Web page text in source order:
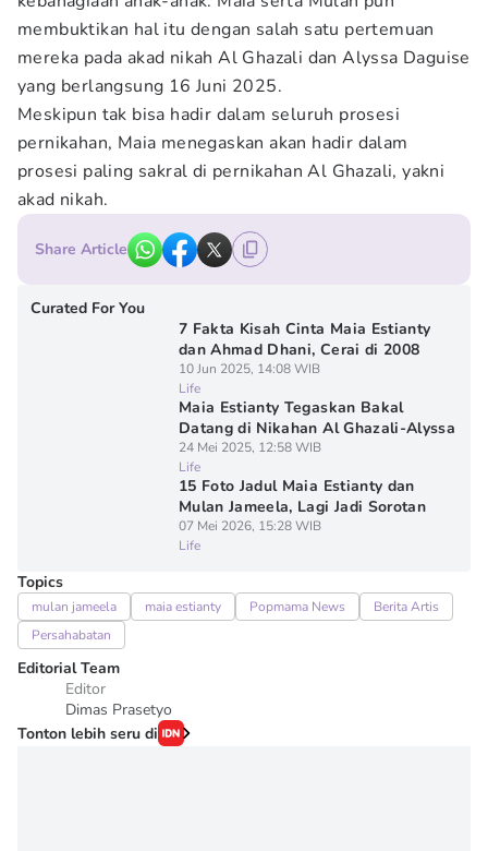
membuktikan hal itu dengan salah satu pertemuan
mereka pada akad nikah Al Ghazali dan Alyssa Daguise
yang berlangsung 16 Juni 2025.
Meskipun tak bisa hadir dalam seluruh prosesi
pernikahan, Maia menegaskan akan hadir dalam
prosesi paling sakral di pernikahan Al Ghazali, yakni
akad nikah.
Share Article
Curated For You
7 Fakta Kisah Cinta Maia Estianty
dan Ahmad Dhani, Cerai di 2008
10 Jun 2025, 14:08 WIB
Life
Maia Estianty Tegaskan Bakal
Datang di Nikahan Al Ghazali-Alyssa
24 Mei 2025, 12:58 WIB
Life
15 Foto Jadul Maia Estianty dan
Mulan Jameela, Lagi Jadi Sorotan
07 Mei 2026, 15:28 WIB
Life
Topics
mulan jameela maia estianty Popmama News
Berita Artis
Persahabatan
Editorial Team
Editor
Dimas Prasetyo
Tonton lebih seru di